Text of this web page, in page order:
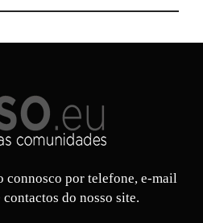
connosco por telefone, e-mail
do nosso site.